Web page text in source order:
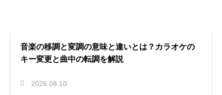
音楽の移調と変調の意味と違いとは？カラオケの
キー変更と曲中の転調を解説
2026.08.10